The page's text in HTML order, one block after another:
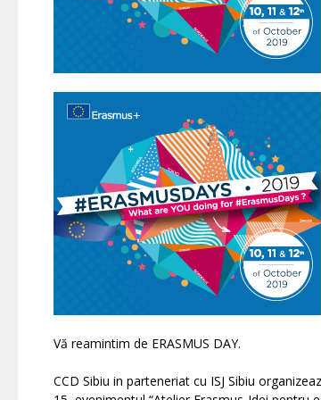
Vă reamintim de ERASMUS DAY.
CCD Sibiu in parteneriat cu ISJ Sibiu